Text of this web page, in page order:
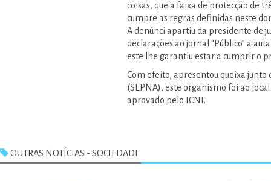
coisas, que a faixa de protecção de
cumpre as regras definidas neste
A denúnci apartiu da presidente de
declarações ao jornal “Público” a
este lhe garantiu estar a cumprir o
Com efeito, apresentou queixa junto
(SEPNA), este organismo foi ao
aprovado pelo ICNF.
OUTRAS NOTÍCIAS - SOCIEDADE